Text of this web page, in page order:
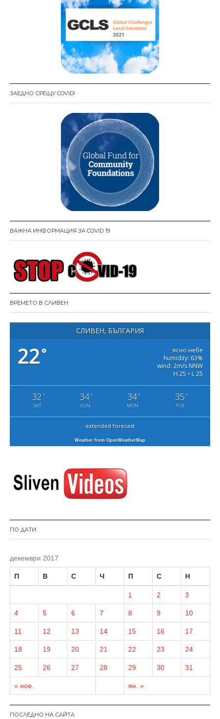
ЗАЕДНО СРЕЩУ COVID!
ВАЖНА ИНФОРМАЦИЯ ЗА COVID 19
ВРЕМЕТО В СЛИВЕН
СЛИВЕН, БЪЛГАРИЯ
22°
ясно небе
humidity: 63%
wind: 2m/s NNW
H 25 • L 25
32 °
SAT
34°
SUN
34°
MON
35 °
TUE
extended forecast
Weather from OpenWeatherMap
ПО ДАТИ
декември 2017
П В С Ч П С Н
« ное. ян. »
1 2 3
4 5 6 7 8 9 10
11 12 13 14 15 16 17
18 19 20 21 22 23 24
25 26 27 28 29 30 31
ПОСЛЕДНО НА САЙТА